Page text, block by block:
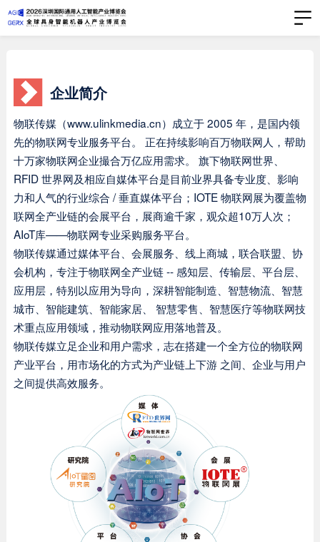
企业简介
物联传媒（www.ulinkmedia.cn）成立于 2005 年，是国内领
先的物联网专业服务平台。 正在持续影响百万物联网人，帮助
十万家物联网企业撮合万亿应用需求。 旗下物联网世界、
RFID 世界网及相应自媒体平台是目前业界具备专业度、影响
力和人气的行业综合 / 垂直媒体平台；IOTE 物联网展为覆盖物
联网全产业链的会展平台，展商逾千家，观众超10万人次；
AIoT库——物联网专业采购服务平台。
物联传媒通过媒体平台、会展服务、线上商城，联合联盟、协
会机构，专注于物联网全产业链 -- 感知层、传输层、平台层、
应用层，特别以应用为导向，深耕智能制造、智慧物流、智慧
城市、智能建筑、智能家居、 智慧零售、智慧医疗等物联网技
术重点应用领域，推动物联网应用落地普及。
物联传媒立足企业和用户需求，志在搭建一个全方位的物联网
产业平台，用市场化的方式为产业链上下游 之间、企业与用户
之间提供高效服务。